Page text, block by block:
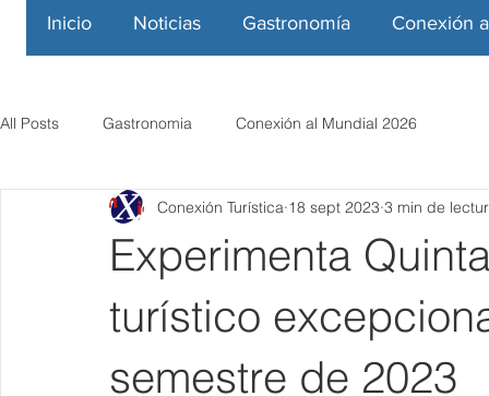
Inicio Noticias Gastronomía Conexión
All Posts Gastronomia Conexión al Mundial 2026
Experimenta
turístico
semestre de 2023
Conexión Turística 18 sept 2023 3 min de